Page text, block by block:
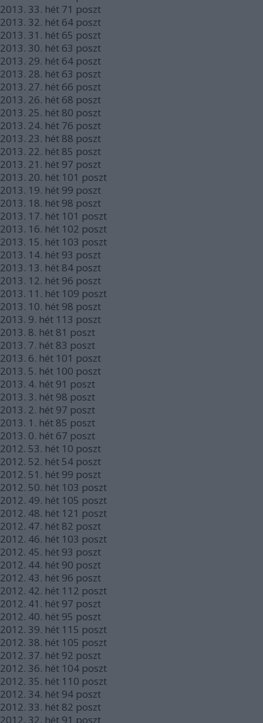
2013. 33. hét 71 poszt
2013. 32. hét 64 poszt
2013. 31. hét 65 poszt
2013. 30. hét 63 poszt
2013. 29. hét 64 poszt
2013. 28. hét 63 poszt
2013. 27. hét 66 poszt
2013. 26. hét 68 poszt
2013. 25. hét 80 poszt
2013. 24. hét 76 poszt
2013. 23. hét 88 poszt
2013. 22. hét 85 poszt
2013. 21. hét 97 poszt
2013. 20. hét 101 poszt
2013. 19. hét 99 poszt
2013. 18. hét 98 poszt
2013. 17. hét 101 poszt
2013. 16. hét 102 poszt
2013. 15. hét 103 poszt
2013. 14. hét 93 poszt
2013. 13. hét 84 poszt
2013. 12. hét 96 poszt
2013. 11. hét 109 poszt
2013. 10. hét 98 poszt
2013. 9. hét 113 poszt
2013. 8. hét 81 poszt
2013. 7. hét 83 poszt
2013. 6. hét 101 poszt
2013. 5. hét 100 poszt
2013. 4. hét 91 poszt
2013. 3. hét 98 poszt
2013. 2. hét 97 poszt
2013. 1. hét 85 poszt
2013. 0. hét 67 poszt
2012. 53. hét 10 poszt
2012. 52. hét 54 poszt
2012. 51. hét 99 poszt
2012. 50. hét 103 poszt
2012. 49. hét 105 poszt
2012. 48. hét 121 poszt
2012. 47. hét 82 poszt
2012. 46. hét 103 poszt
2012. 45. hét 93 poszt
2012. 44. hét 90 poszt
2012. 43. hét 96 poszt
2012. 42. hét 112 poszt
2012. 41. hét 97 poszt
2012. 40. hét 95 poszt
2012. 39. hét 115 poszt
2012. 38. hét 105 poszt
2012. 37. hét 92 poszt
2012. 36. hét 104 poszt
2012. 35. hét 110 poszt
2012. 34. hét 94 poszt
2012. 33. hét 82 poszt
2012. 32. hét 91 poszt